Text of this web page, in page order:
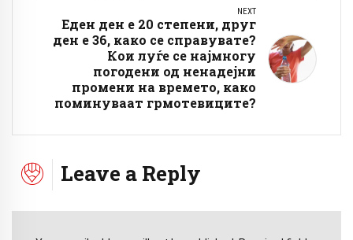
NEXT
Еден ден е 20 степени, друг
ден е 36, како се справувате?
Кои луѓе се најмногу
погодени од ненадејни
промени на времето, како
поминуваат грмотевиците?
Leave a Reply